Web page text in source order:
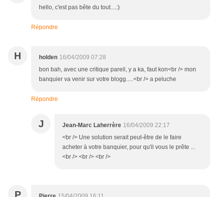
hello, c'est pas bête du tout....:)
Répondre
H holden 16/04/2009 07:28
bon bah, avec une critique pareil, y a ka, faut kon<br /> mon
banquier va venir sur votre blogg.....<br /> a peluche
Répondre
J Jean-Marc Laherrère 16/04/2009 22:17
<br /> Une solution serait peut-être de le faire
acheter à votre banquier, pour qu'il vous le prête ...
<br /> <br /> <br />
P